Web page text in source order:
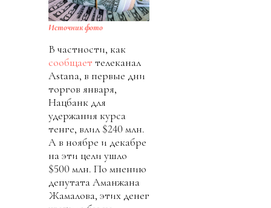
Источник фото
В частности, как
сообщает телеканал
Astana, в первые дни
торгов января,
Нацбанк для
удержания курса
тенге, влил $240 млн.
А в ноябре и декабре
на эти цели ушло
$500 млн. По мнению
депутата Аманжана
Жамалова, этих денег